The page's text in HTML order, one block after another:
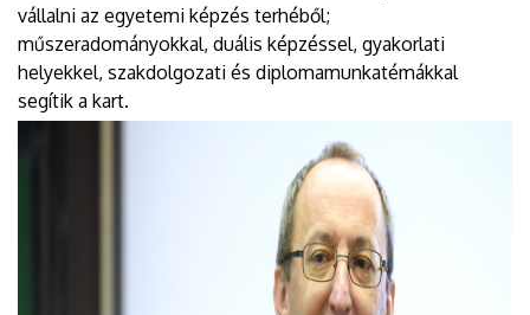
vállalni az egyetemi képzés terhéből;
műszeradományokkal, duális képzéssel, gyakorlati
helyekkel, szakdolgozati és diplomamunkatémákkal
segítik a kart.